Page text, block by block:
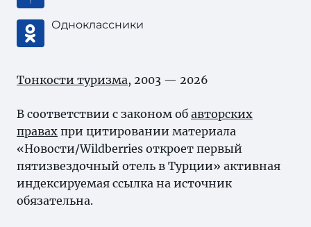
Одноклассники
Тонкости туризма, 2003 — 2026
В соответствии с законом об авторских
правах при цитировании материала
«Новости/Wildberries откроет первый
пятизвездочный отель в Турции» активная
индексируемая ссылка на источник
обязательна.